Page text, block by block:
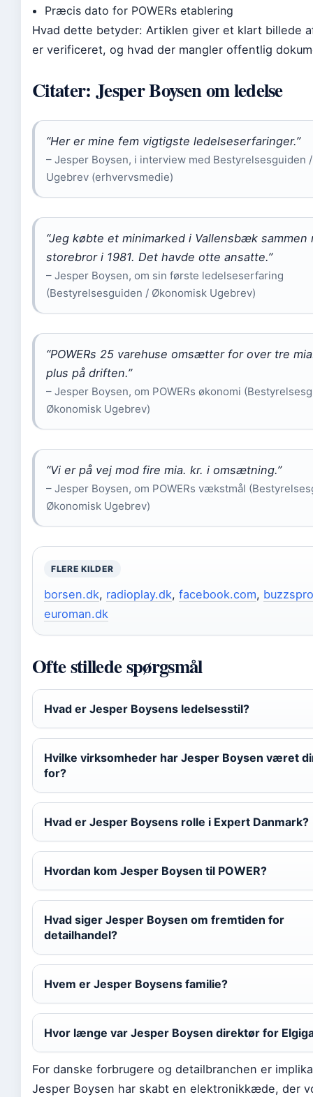
Præcis dato for POWERs etablering
Hvad dette betyder: Artiklen giver et klart billede
er verificeret, og hvad der mangler offentlig
Citater: Jesper Boysen om ledelse
“Her er mine fem vigtigste ledelseserfaringer.”
– Jesper Boysen, i interview med Bestyrelsesguiden
Ugebrev (erhvervsmedie)
“Jeg købte et minimarked i Vallensbæk sammen
storebror i 1981. Det havde otte ansatte.”
– Jesper Boysen, om sin første ledelseserfaring
(Bestyrelsesguiden / Økonomisk Ugebrev)
“POWERs 25 varehuse omsætter for over tre
plus på driften.”
– Jesper Boysen, om POWERs økonomi
Økonomisk Ugebrev)
“Vi er på vej mod fire mia. kr. i omsætning.”
– Jesper Boysen, om POWERs vækstmål
Økonomisk Ugebrev)
FLERE KILDER
borsen.dk, radioplay.dk, facebook.com,
euroman.dk
Ofte stillede spørgsmål
Hvad er Jesper Boysens ledelsesstil?
Hvilke virksomheder har Jesper Boysen været
for?
Hvad er Jesper Boysens rolle i Expert Danmark?
Hvordan kom Jesper Boysen til POWER?
Hvad siger Jesper Boysen om fremtiden for
detailhandel?
Hvem er Jesper Boysens familie?
Hvor længe var Jesper Boysen direktør for
For danske forbrugere og detailbranchen er
Jesper Boysen har skabt en elektronikkæde, der